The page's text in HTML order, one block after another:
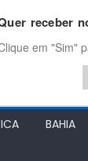
BAHIA
receber
em "Sim"